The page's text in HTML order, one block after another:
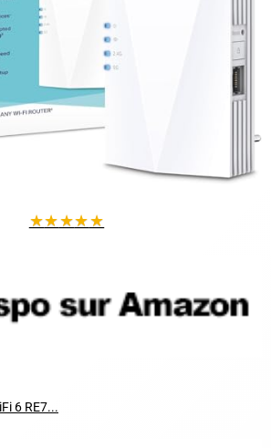
(H) x 24 cm (L) x 69 cm (l) [conversion des
TP-Link RE700X est la solution idéale pour
et fiable pour tous vos appareils.
★★★★★
6 RE7...